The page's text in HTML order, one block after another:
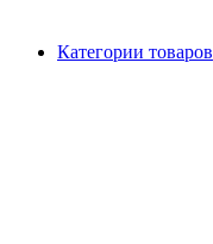
Категории товаров